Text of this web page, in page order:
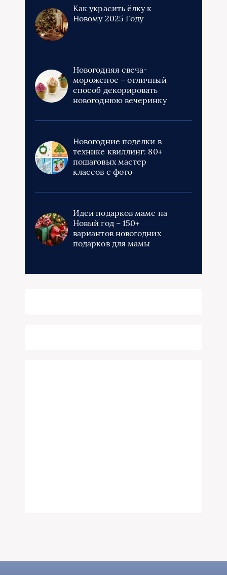
Как украсить ёлку к
Новому 2025 Году
Новогодняя свеча-
мороженое – отличный
способ декорировать
новогоднюю вечеринку
Новогодние поделки в
технике квиллинг: 80+
пошаговых мастер
классов с фото
Идеи подарков маме на
Новый год – 150+
вариантов новогодних
подарков для мамы